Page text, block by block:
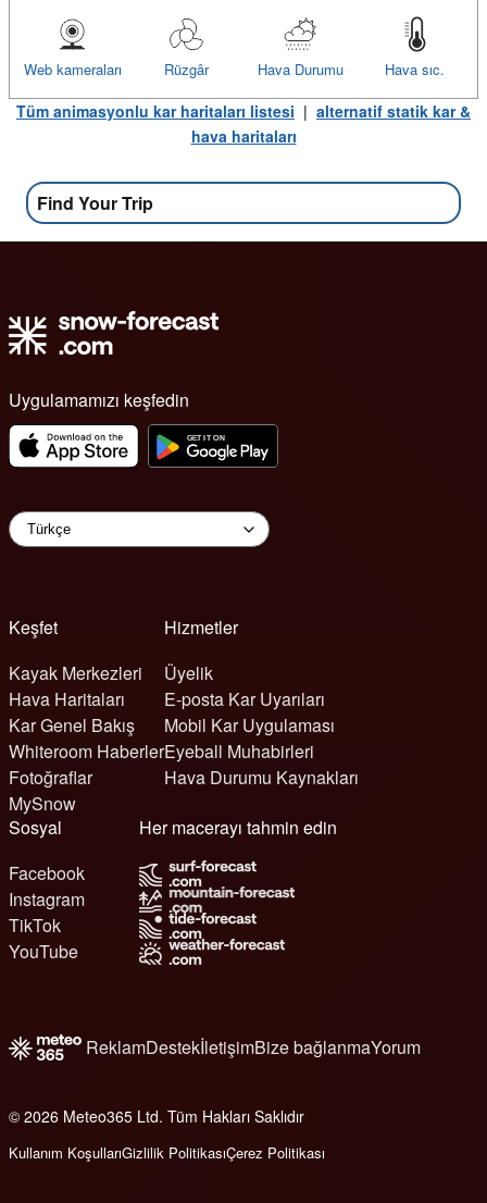
Hava sıc.
Hava Durumu
Rüzgâr
Web kameraları
Tüm animasyonlu kar haritaları listesi | alternatif statik kar &
hava haritaları
Find Your Trip
Uygulamamızı keşfedin
Keşfet
Kayak Merkezleri
Hava Haritaları
Kar Genel Bakış
Whiteroom Haberler
Fotoğraflar
MySnow
Hizmetler
Üyelik
E-posta Kar Uyarıları
Mobil Kar Uygulaması
Eyeball Muhabirleri
Hava Durumu Kaynakları
Sosyal
Facebook
Instagram
TikTok
YouTube
Her macerayı tahmin edin
ReklamDestekİletişimBize bağlanmaYorum
© 2026 Meteo365 Ltd. Tüm Hakları Saklıdır
Kullanım KoşullarıGizlilik PolitikasıÇerez Politikası